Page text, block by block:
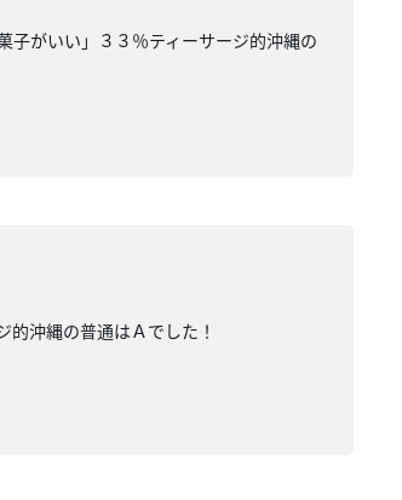
子がいい」３３％ティーサージ的沖縄の
沖縄の普通はＡでした！